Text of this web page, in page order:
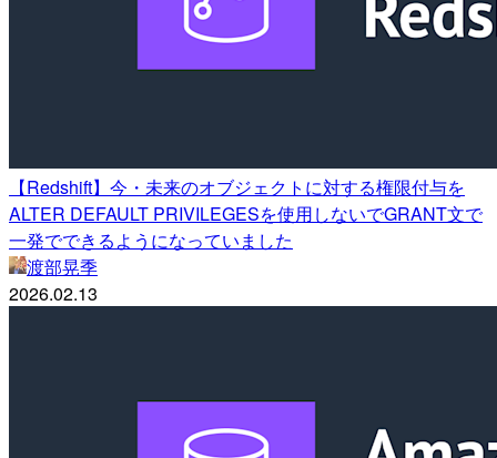
【Redshift】今・未来のオブジェクトに対する権限付与を
ALTER DEFAULT PRIVILEGESを使用しないでGRANT文で
一発でできるようになっていました
渡部晃季
2026.02.13